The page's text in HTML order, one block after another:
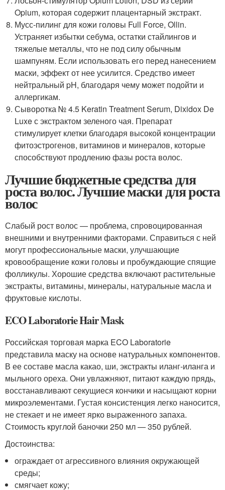
Opium, которая содержит плацентарный экстракт.
Мусс-пилинг для кожи головы Full Forcе, Ollin.
Устраняет избытки себума, остатки стайлингов и
тяжелые металлы, что не под силу обычным
шампуням. Если использовать его перед нанесением
маски, эффект от нее усилится. Средство имеет
нейтральный pH, благодаря чему может подойти и
аллергикам.
Сыворотка № 4.5 Keratin Treatment Serum, Dixidox De
Luxe с экстрактом зеленого чая. Препарат
стимулирует клетки благодаря высокой концентрации
фитоэстрогенов, витаминов и минералов, которые
способствуют продлению фазы роста волос.
Лучшие бюджетные средства для
роста волос. Лучшие маски для роста
волос
Слабый рост волос — проблема, спровоцированная
внешними и внутренними факторами. Справиться с ней
могут профессиональные маски, улучшающие
кровообращение кожи головы и пробуждающие спящие
фолликулы. Хорошие средства включают растительные
экстракты, витамины, минералы, натуральные масла и
фруктовые кислоты.
ECO Laboratorie Hair Mask
Российская торговая марка ECO Laboratorie
представила маску на основе натуральных компонентов.
В ее составе масла какао, ши, экстракты иланг-иланга и
мыльного ореха. Они увлажняют, питают каждую прядь,
восстанавливают секущиеся кончики и насыщают корни
микроэлементами. Густая консистенция легко наносится,
не стекает и не имеет ярко выраженного запаха.
Стоимость круглой баночки 250 мл — 350 рублей.
Достоинства:
ограждает от агрессивного влияния окружающей
среды;
смягчает кожу;